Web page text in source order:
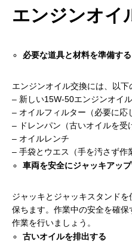
エンジンオイ
必要な道具と材料を準備する
エンジンオイル交換には、以下
– 新しい15W-50エンジンオイル
– オイルフィルター（必要に応
– ドレンパン（古いオイルを受
– オイルレンチ
– 手袋とウエス（手を汚さず作
車両を安全にジャッキアッ
ジャッキとジャッキスタンド
保ちます。作業中の安全を確
作業を行いましょう。
古いオイルを排出する